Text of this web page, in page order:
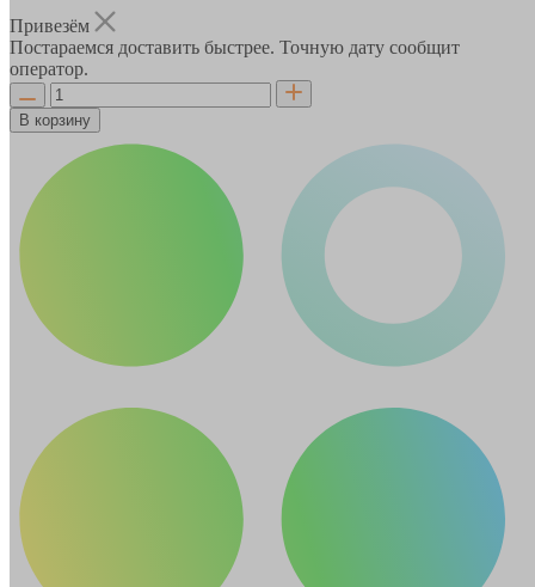
Привезём
Постараемся доставить быстрее. Точную дату сообщит
оператор.
В корзину